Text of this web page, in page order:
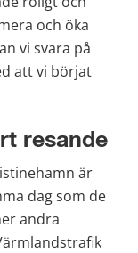
och öka
vi svara på
att vi börjat
resande
är
dag som de
andra